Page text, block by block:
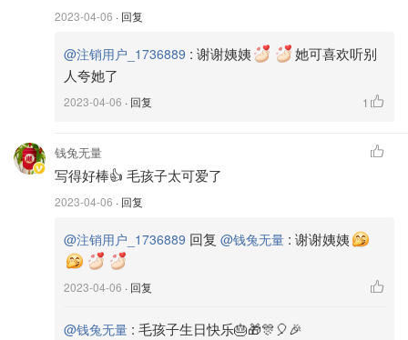
接下来，就可以好好做功课认真挑选自己的梦中情🐶孩了。
宝藏撰稿人
2023-04-06 · 回复
@注销用户_1736889 : 谢谢姨姨
她可喜欢听别
人夸她了
2023-04-06 · 回复 1
钱兔无量
写得好棒👍 毛孩子太可爱了
2023-04-06 · 回复
@注销用户_1736889 回复 @钱兔无量 : 谢谢姨姨
2023-04-06 · 回复
@钱兔无量 : 毛孩子生日快乐🎂🎁🎊🎈🎉